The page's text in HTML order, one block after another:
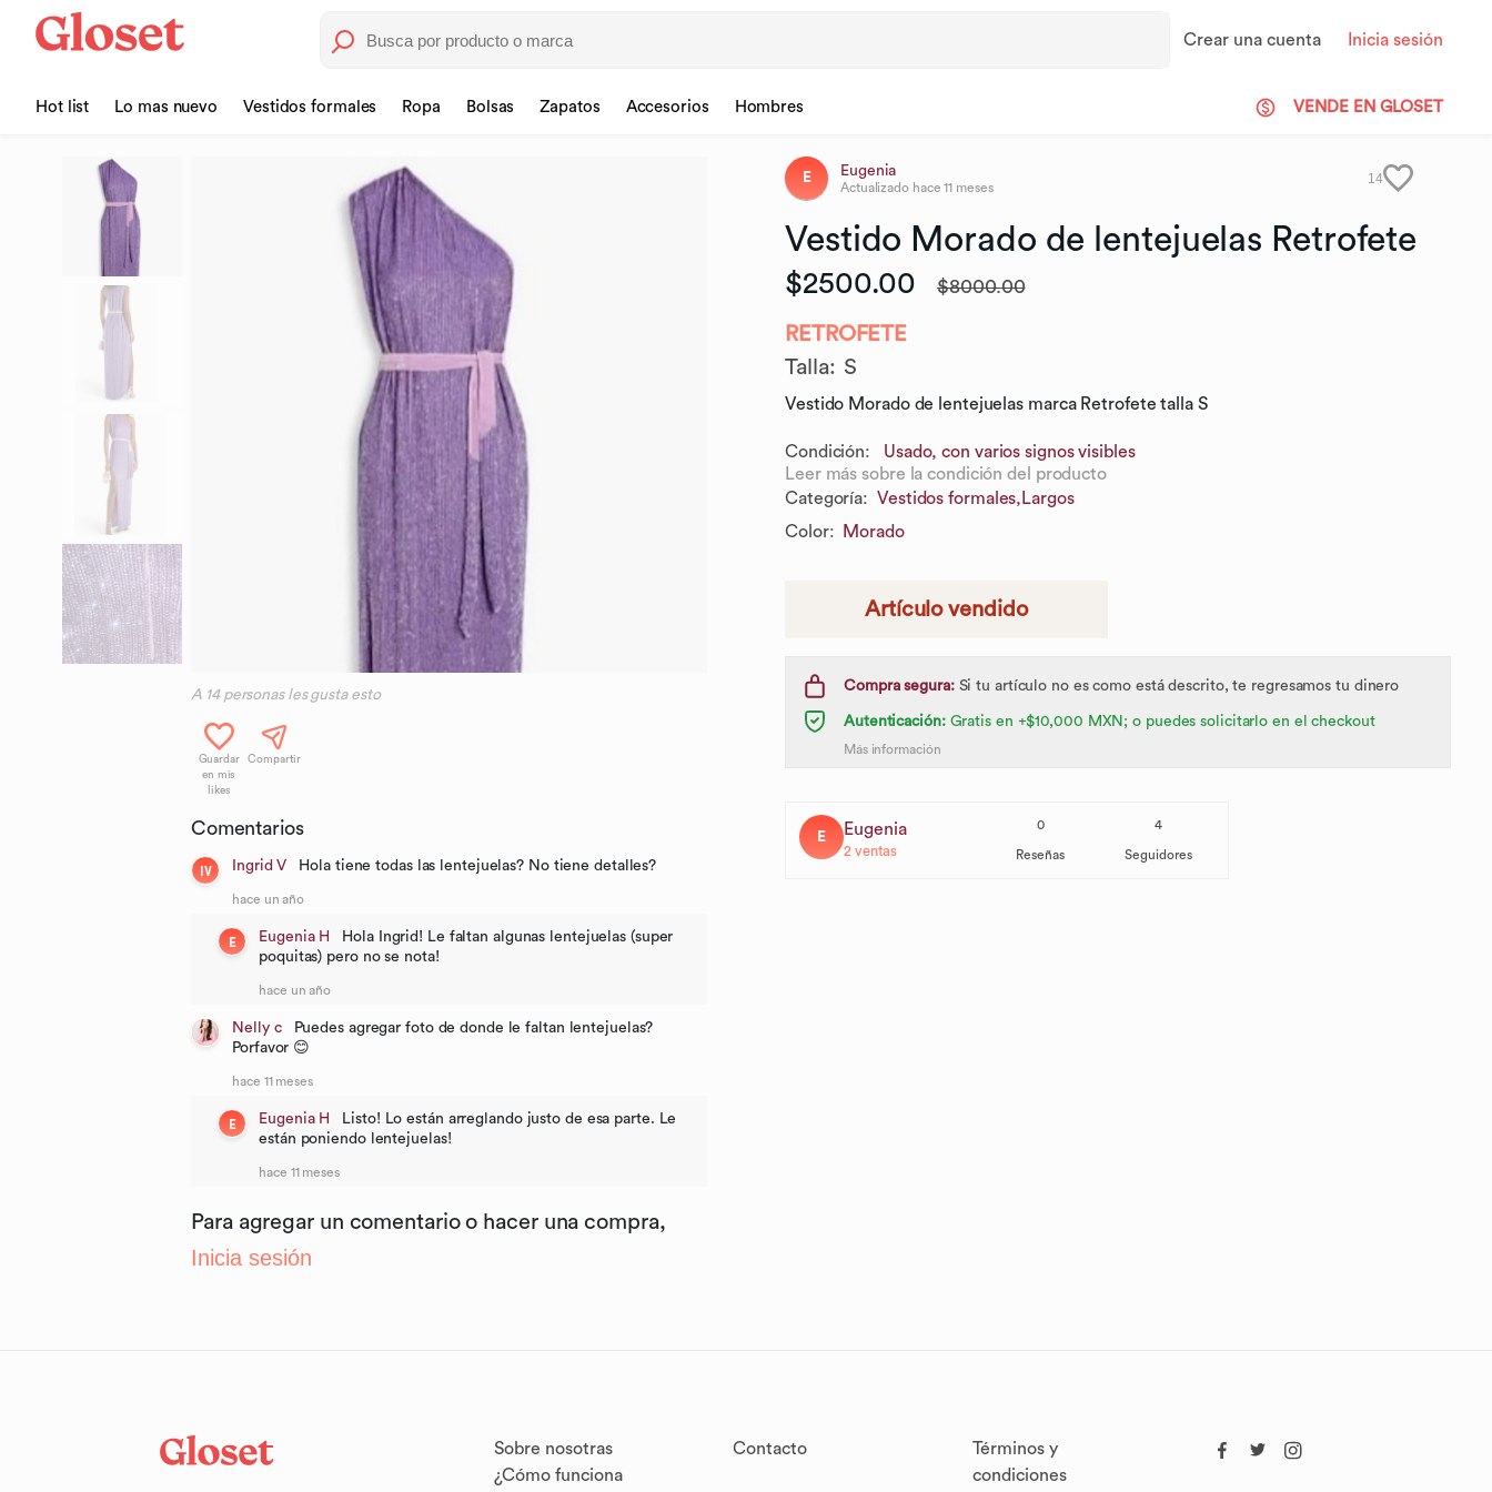
Crear una cuenta Inicia sesión
Hot list Lo mas nuevo Vestidos formales Ropa Bolsas Zapatos Accesorios Hombres VENDE EN GLOSET
A 14personas les gusta esto
Guardar
en mis
likes
Compartir
Comentarios
IV Ingrid V Hola tiene todas las lentejuelas? No tiene detalles?
hace un año
E Eugenia H
Hola Ingrid! Le faltan algunas lentejuelas (super
poquitas) pero no se nota!
hace un año
Nelly c
Puedes agregar foto de donde le faltan lentejuelas?
Porfavor 😊
hace 11 meses
E Eugenia H
Listo! Lo están arreglando justo de esa parte. Le
están poniendo lentejuelas!
hace 11 meses
Para agregar un comentario o hacer una compra,
Inicia sesión
E Eugenia
Actualizado hace 11 meses
14
Vestido Morado de lentejuelas Retrofete
$2500.00 $8000.00
RETROFETE
Talla: S
Vestido Morado de lentejuelas marca Retrofete talla S
Condición:
Usado, con varios signos visibles
Leer más sobre la condición del producto
Categoría: Vestidos formales, Largos
Color: Morado
Artículo vendido
Compra segura:Si tu artículo no es como está descrito, te regresamos tu dinero
Autenticación:Gratis en +$10,000 MXN; o puedes solicitarlo en el checkout
Más información
E Eugenia
2ventas
0
Reseñas
4
Seguidores
Sobre nosotras
¿Cómo funciona
Contacto
Términos y
condiciones